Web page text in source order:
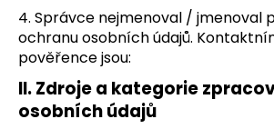
4. Správce nejmenoval / jmenoval
ochranu osobních údajů.
pověřence jsou:
II.Zdroje a kategorie
osobních údajů
D
o
p
o
r